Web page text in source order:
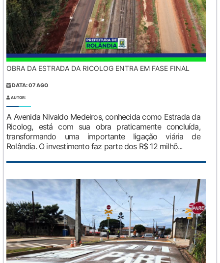
OBRA DA ESTRADA DA RICOLOG ENTRA EM FASE FINAL
DATA: 07 AGO
AUTOR:
A Avenida Nivaldo Medeiros, conhecida como Estrada da
Ricolog, está com sua obra praticamente concluída,
transformando uma importante ligação viária de
Rolândia. O investimento faz parte dos R$ 12 milhõ...